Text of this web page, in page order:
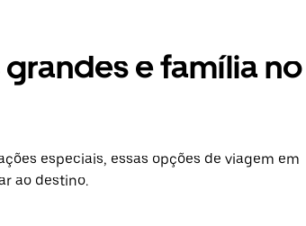
e família no
especiais, essas opções de viagem em
ao destino.